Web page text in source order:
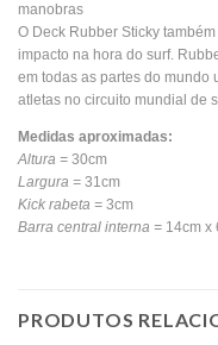
manobras
O Deck Rubber Sticky
impacto na hora do surf.
em todas as partes do mundo
atletas no circuito mundial de
Medidas aproximadas:
Altura = 30cm
Largura = 31cm
Kick rabeta = 3cm
Barra central interna = 14cm x
PRODUTOS